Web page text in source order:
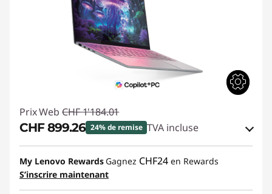
Prix Web CHF 1'184.01
CHF 899.26 24% de remise TVA incluse
Bons de réduction en ligne :-CHF 284.75
Code de réduction :
My Lenovo Rewards Gagnez CHF24 en Rewards
S’inscrire maintenant